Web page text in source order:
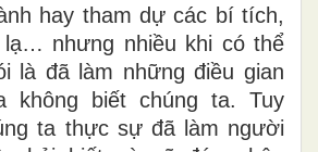
hay tham dự các bí tích,
lạ… nhưng nhiều khi có thể
là đã làm những điều gian
không biết chúng ta. Tuy
ta thực sự đã làm người